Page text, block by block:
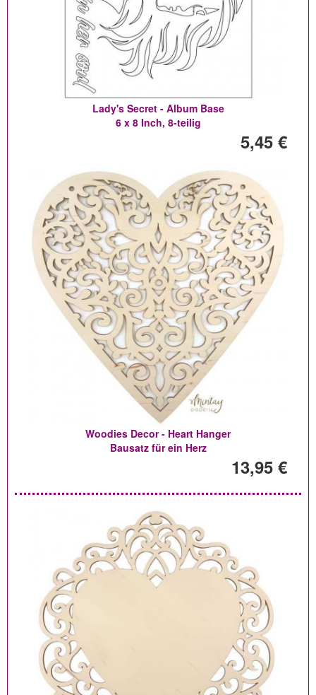
Lady's Secret - Album Base
6 x 8 Inch, 8-teilig
5,45 €
Woodies Decor - Heart Hanger
Bausatz für ein Herz
13,95 €